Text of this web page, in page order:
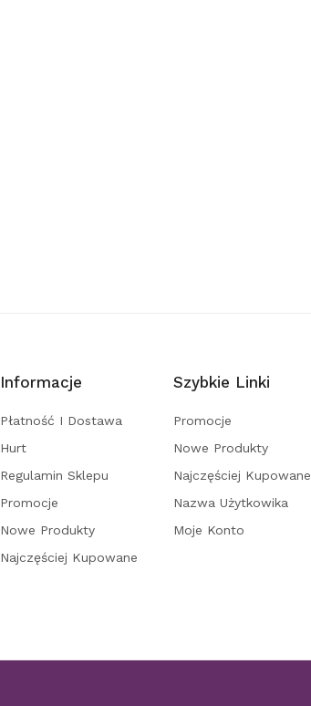
Informacje
Płatność I Dostawa
Hurt
Regulamin Sklepu
Promocje
Nowe Produkty
Najczęściej Kupowane
Szybkie Linki
Promocje
Nowe Produkty
Najczęściej Kupowane
Nazwa Użytkowika
Moje Konto